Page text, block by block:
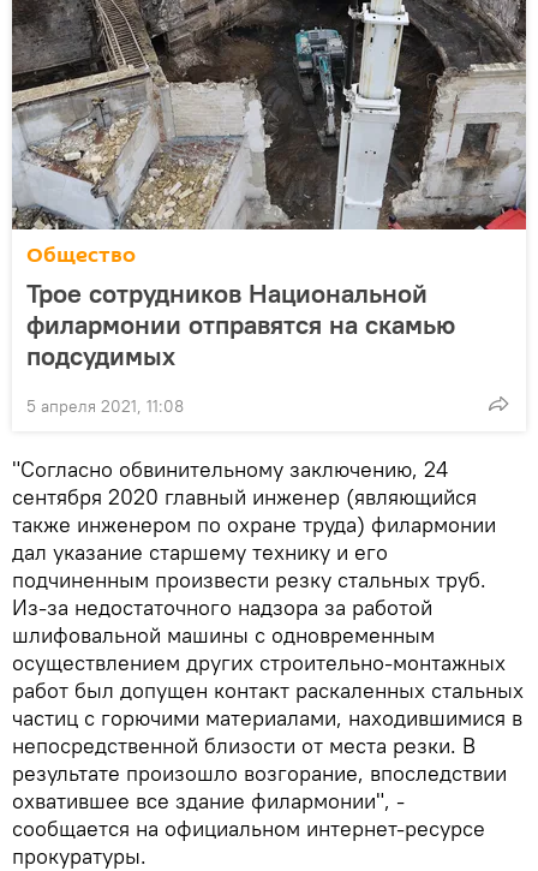
Общество
Трое сотрудников Национальной
филармонии отправятся на скамью
подсудимых
5 апреля 2021, 11:08
"Согласно обвинительному заключению, 24
сентября 2020 главный инженер (являющийся
также инженером по охране труда) филармонии
дал указание старшему технику и его
подчиненным произвести резку стальных труб.
Из-за недостаточного надзора за работой
шлифовальной машины с одновременным
осуществлением других строительно-монтажных
работ был допущен контакт раскаленных стальных
частиц с горючими материалами, находившимися в
непосредственной близости от места резки. В
результате произошло возгорание, впоследствии
охватившее все здание филармонии", -
сообщается на официальном интернет-ресурсе
прокуратуры.